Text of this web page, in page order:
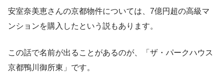
安室奈美恵さんの京都物件については、7億円超の高級マ
ンションを購入したという説もあります。
この話で名前が出ることがあるのが、「ザ・パークハウス
京都鴨川御所東」です。